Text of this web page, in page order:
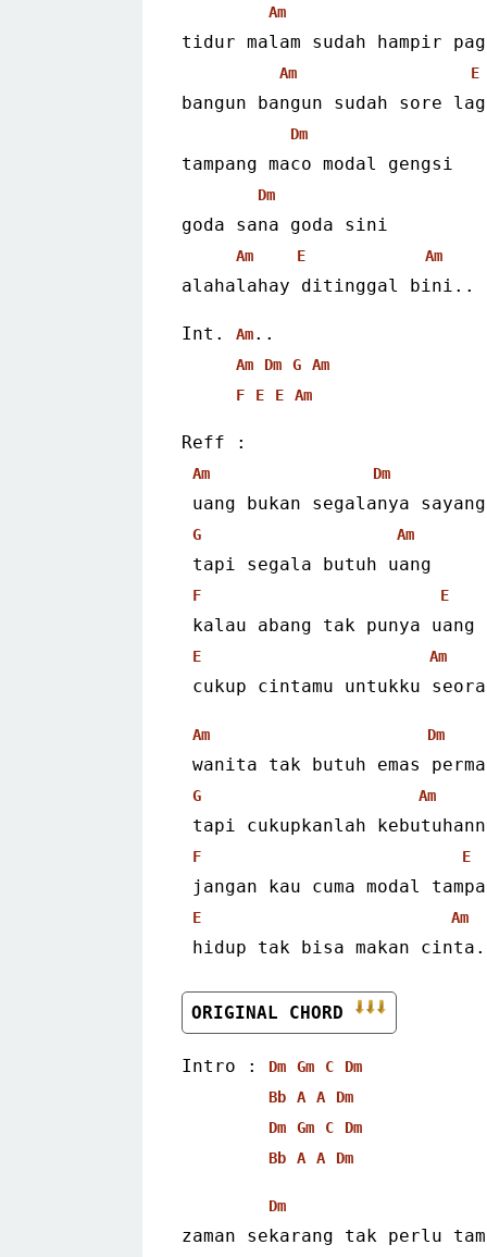
Am
tidur malam sudah hampir
Am E
bangun bangun sudah sore
Dm
tampang maco modal gengsi
Dm
goda sana goda sini
Am E Am
alahalahay ditinggal bini..
Int. Am..
Am Dm G
Am
F
E E Am
Reff :
Am Dm
uang bukan segalanya
G Am
tapi segala butuh uang
F E
kalau abang tak punya uang
E Am
cukup cintamu untukku
Am Dm
wanita tak butuh emas
G Am
tapi cukupkanlah
F E
jangan kau cuma modal
E Am
hidup tak bisa makan
ORIGINAL CHORD
Intro : Dm Gm C
Dm
Bb
A A
Dm
Dm
Gm C
Dm
Bb
A A Dm
Dm
zaman sekarang tak perlu